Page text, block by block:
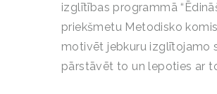
izglītības programmā
priekšmetu Metodisko
motivēt jebkuru izglītojamo
pārstāvēt to un lepoties ar